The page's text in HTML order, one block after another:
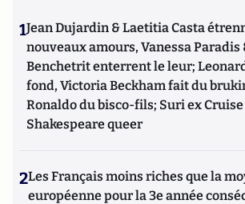
1Jean Dujardin & Laetitia Casta
nouveaux amours, Vanessa Paradis
Benchetrit enterrent le leur;
fond, Victoria Beckham fait du
Ronaldo du bisco-fils; Suri ex
Shakespeare queer
2Les Français moins riches que la
européenne pour la 3e année